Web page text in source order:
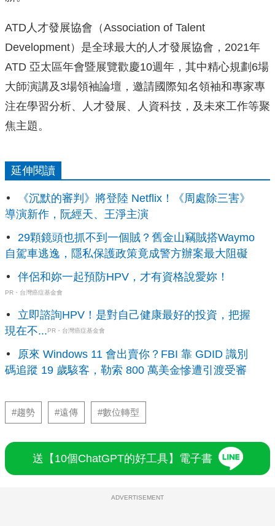
ATD人才發展協會（Association of Talent
Development）是全球最大的人才發展協會，2021年
ATD 亞太區年會暨展覽歡慶10週年，其中精心規劃6場
大師演講及3場領袖論壇，邀請國際知名領袖和專家專
注在學習分析、人才發展、
人資科技，及未來工作等聚
焦主題。
延伸閱讀
《沉默的審判》將登陸 Netflix！《周處除三害》
導演新作，阮經天、王淨主演
29顆鏡頭也抓不到一個賊？舊金山竊賊搭Waymo
自駕車逃逸，隱私保護政策竟成警方辦案最大阻礙
伴侶和妳一起預防HPV，才有資格說愛妳！
PR・台灣癌症基金會
立即諮詢HPV！是對自己健康最好的投資，把握
現在不...PR・台灣癌症基金會
原來 Windows 11 會出賣你？FBI 靠 GDID 識別
碼追蹤 19 歲駭客，勒索 800 萬美金慘遭引渡受審
#趨勢 #遠傳 #數位轉型
送【10個ChatGPT的好工具】電子書
ADVERTISEMENT